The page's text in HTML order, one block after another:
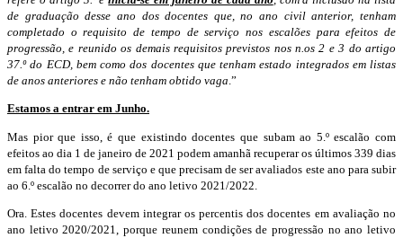
de graduação desse ano dos docentes que, no ano civil anterior, tenham
completado o requisito de tempo de serviço nos escalões para efeitos de
progressão, e reunido os demais requisitos previstos nos n.os 2 e 3 do artigo
37.º do ECD, bem como dos docentes que tenham estado integrados em listas
de anos anteriores e não tenham obtido vaga.”
Estamos a entrar em Junho.
Mas pior que isso, é que existindo docentes que subam ao 5.º escalão com
efeitos ao dia 1 de janeiro de 2021 podem amanhã recuperar os últimos 339 dias
em falta do tempo de serviço e que precisam de ser avaliados este ano para subir
ao 6.º escalão no decorrer do ano letivo 2021/2022.
Ora. Estes docentes devem integrar os percentis dos docentes em avaliação no
ano letivo 2020/2021, porque reunem condições de progressão no ano letivo